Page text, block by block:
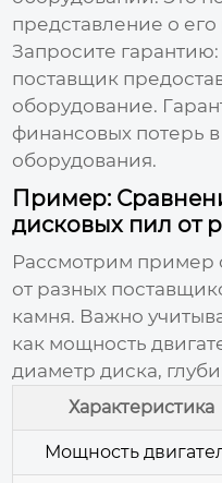
представление о
Запросите гарантию:
поставщик
оборудование.
финансовых потерь
оборудования.
Пример:
дисковых пил от
Рассмотрим пример
от разных
камня. Важно
как мощность
диаметр диска,
Характеристика
Мощность